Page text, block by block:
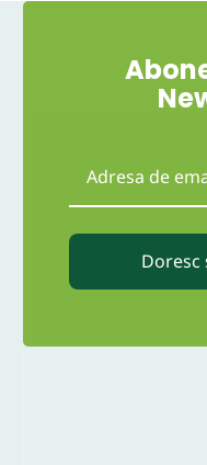
Doresc